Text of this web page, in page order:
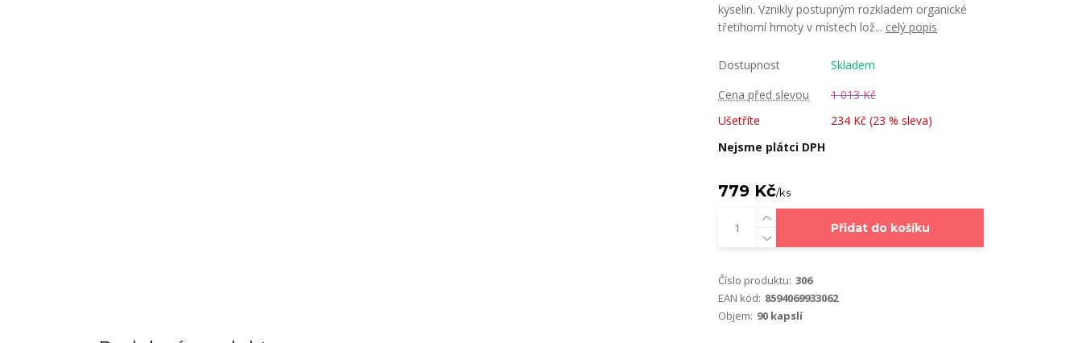
kyselin. Vznikly postupným rozkladem organické
třetihorní hmoty v místech lož... celý popis
Dostupnost
Skladem
Cena před slevou
1 013 Kč
Ušetříte
234 Kč (23 % sleva)
Nejsme plátci DPH
779 Kč/ks
Přidat do košíku
Číslo produktu: 306
EAN kód: 8594069933062
Objem: 90 kapslí